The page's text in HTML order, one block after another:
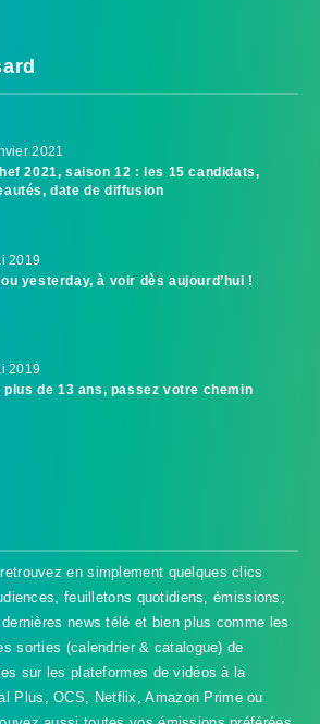
2021
2021, saison 12 : les 15 candidats,
date de diffusion
2019
yesterday, à voir dès aujourd’hui !
2019
plus de 13 ans, passez votre chemin
en simplement quelques clics
feuilletons quotidiens, émissions,
news télé et bien plus comme les
sorties (calendrier & catalogue) de
sur les plateformes de vidéos à la
Plus, OCS, Netflix, Amazon Prime ou